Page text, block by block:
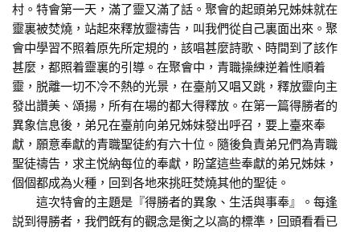
村。特會第一天，滿了靈又滿了話。聚會的起頭弟兄姊妹就在
靈裏被焚燒，站起來釋放靈禱告，叫我們從自己裏面出來。聚
會中學習不照着原先所定規的，該唱甚麼詩歌、時間到了該作
甚麼，都照着靈裏的引導。在聚會中，青職操練逆着性順着
靈，脱離一切不冷不熱的光景，在臺前又唱又跳，釋放靈向主
發出讚美、頌揚，所有在場的都大得釋放。在第一篇得勝者的
異象信息後，弟兄在臺前向弟兄姊妹發出呼召，要上臺來奉
獻，願意奉獻的青職聖徒約有六十位。隨後負責弟兄們為青職
聖徒禱告，求主悦納每位的奉獻，盼望這些奉獻的弟兄姊妹，
個個都成為火種，回到各地來挑旺焚燒其他的聖徒。
這次特會的主題是『得勝者的異象、生活與事奉』。每逢
説到得勝者，我們旣有的觀念是衡之以高的標準，回頭看看已